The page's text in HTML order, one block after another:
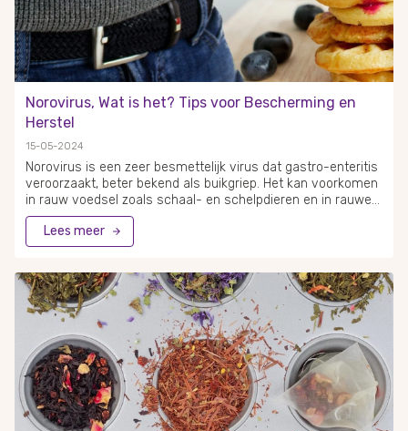
Norovirus, Wat is het? Tips voor Bescherming en
Herstel
15-05-2024
Norovirus is een zeer besmettelijk virus dat gastro-enteritis
veroorzaakt, beter bekend als buikgriep. Het kan voorkomen
in rauw voedsel zoals schaal- en schelpdieren en in rauwe
groenten en fruit. De symptomen van het norovirus
omvatten maagpijn, braken en diarree, wat uitdroging tot
gevolg kan hebben. Met ongeveer 4,5 miljoen mensen die
van deze gevallen te wijten aan het norovirus. Bij de
behandeling van norovirus is het belangrijk om op voeding
en hydratatie te letten. Adequate vochtinname is cruciaal en
voedingsadvies gericht op het norovirus kan inhouden dat
bepaalde voedingsmiddelen worden vermeden terwijl het
lichaam herstelt. Supplementen kunnen een rol spelen bij
het ondersteunen van de weerstand, maar het is essentieel
om de aanbevolen dagelijkse hoeveelheden niet te
overschrijden. Het gebruik van bepaalde supplementen in te
Lees meer